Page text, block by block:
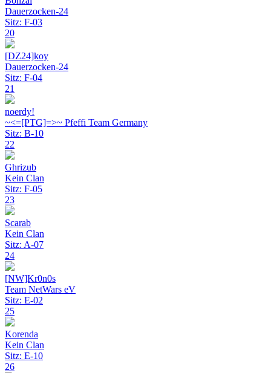
Dauerzocken-24
Sitz: F-03
20
[DZ24]koy
Dauerzocken-24
Sitz: F-04
21
noerdy!
~<=[PTG]=>~ Pfeffi Team Germany
Sitz: B-10
22
Ghrizub
Kein Clan
Sitz: F-05
23
Scarab
Kein Clan
Sitz: A-07
24
[NW]Kr0n0s
Team NetWars eV
Sitz: E-02
25
Korenda
Kein Clan
Sitz: E-10
26